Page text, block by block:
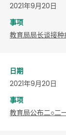
2021年9月20日
事项
教育局局长谈接
日期
2021年9月20日
事项
教育局公布二○二